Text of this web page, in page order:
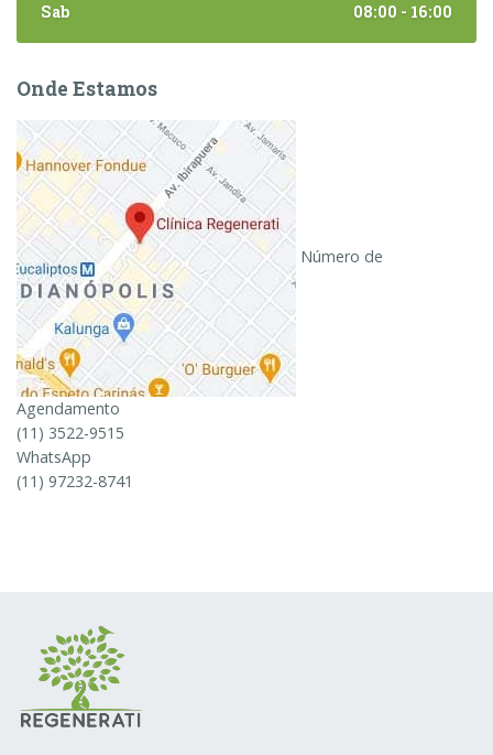
Sab
08:00 - 16:00
Onde Estamos
Número de
Agendamento
(11) 3522-9515
WhatsApp
(11) 97232-8741